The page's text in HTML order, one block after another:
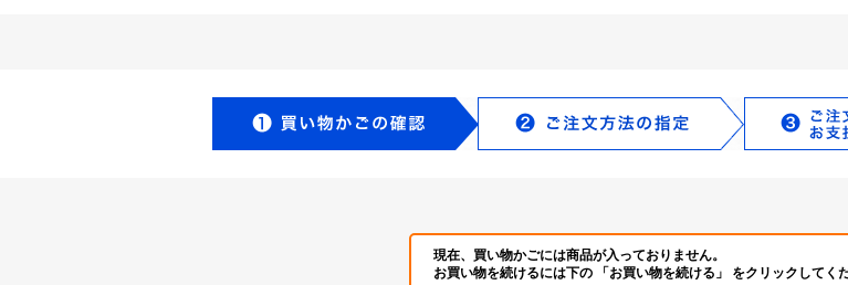
現在、買い物かごには商品が入っておりません。
お買い物を続けるには下の 「お買い物を続ける」 をクリックしてくだ